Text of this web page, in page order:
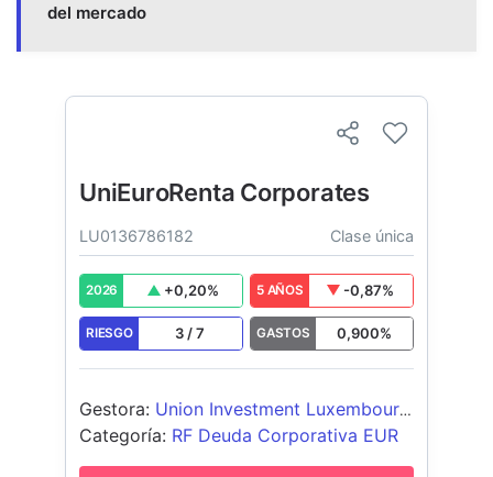
del mercado
UniEuroRenta Corporates
LU0136786182 Clase única
2026 +0,20% 5 AÑOS -0,87%
RIESGO 3 /7 GASTOS 0,900%
Gestora: Union Investment Luxembourg
SA
Categoría: RF Deuda Corporativa EUR